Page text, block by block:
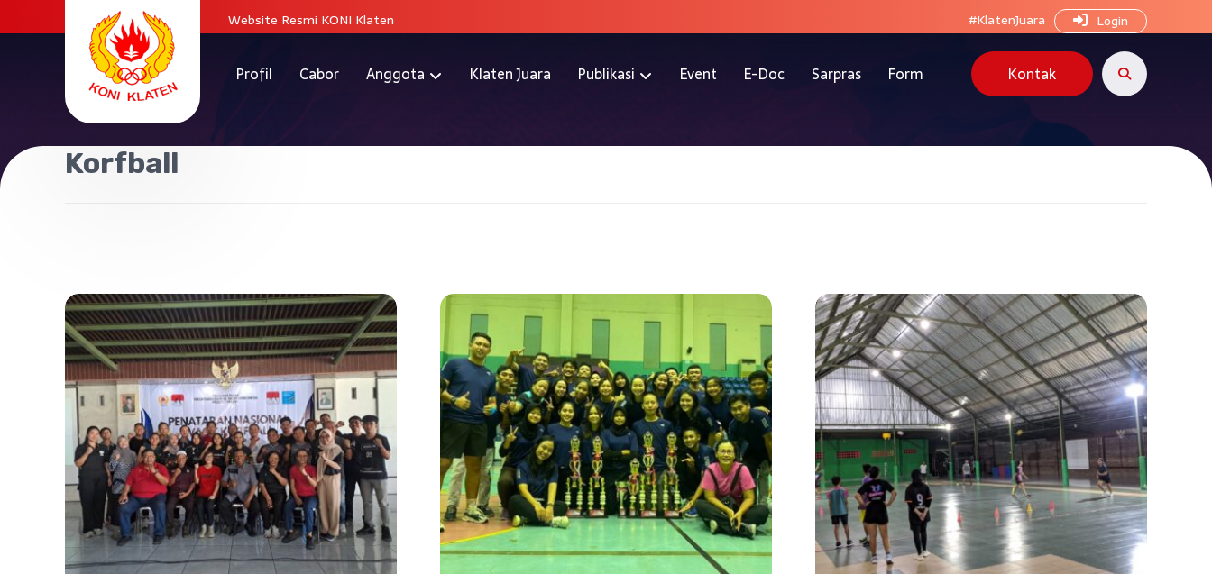
Website Resmi KONI Klaten Login
#KlatenJuara
Profil Cabor Anggota Klaten Juara Publikasi Event E-Doc Sarpras Form Kontak
Korfball